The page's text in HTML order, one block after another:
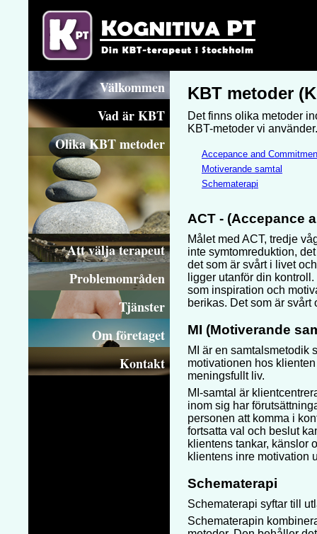
Välkommen
Vad är KBT
Olika KBT metoder
Att välja terapeut
Problemområden
Tjänster
Om företaget
Kontakt
KBT metoder
Det finns olika metoder
KBT-metoder vi använder.
Accepance and
Motiverande samtal
Schematerapi
ACT - (Accepance
Målet med ACT, tredje
inte symtomreduktion,
det som är svårt i livet
ligger utanför din
som inspiration och
berikas. Det som är
MI (Motiverande
MI är en samtalsmetodik
motivationen hos
meningsfullt liv.
MI-samtal är
inom sig har
personen att komma i
fortsatta val och beslut
klientens tankar, känslor
klientens inre motivation
Schematerapi
Schematerapi syftar till
Schematerapin